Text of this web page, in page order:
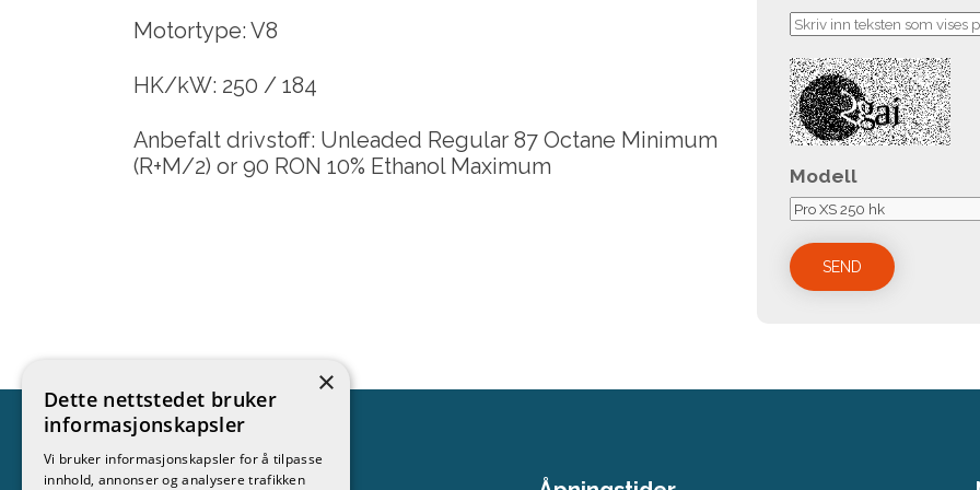
Motortype: V8
HK/kW: 250 / 184
Anbefalt drivstoff: Unleaded Regular 87 Octane Minimum
(R+M/2) or 90 RON 10% Ethanol Maximum
Modell
×
Dette nettstedet bruker
informasjonskapsler
Vi bruker informasjonskapsler for å tilpasse
innhold, annonser og analysere trafikken